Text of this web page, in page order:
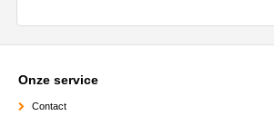
Onze service
Contact